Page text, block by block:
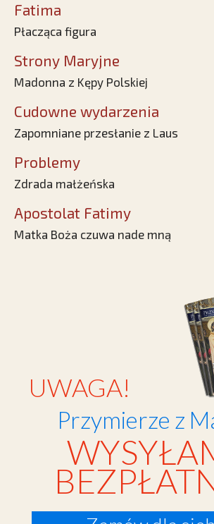
Fatima
Płacząca figura
Strony Maryjne
Madonna z Kępy Polskiej
Cudowne wydarzenia
Zapomniane przesłanie z Laus
Problemy
Zdrada małżeńska
Apostolat Fatimy
Matka Boża czuwa nade mną
UWAGA!
Przymierze z